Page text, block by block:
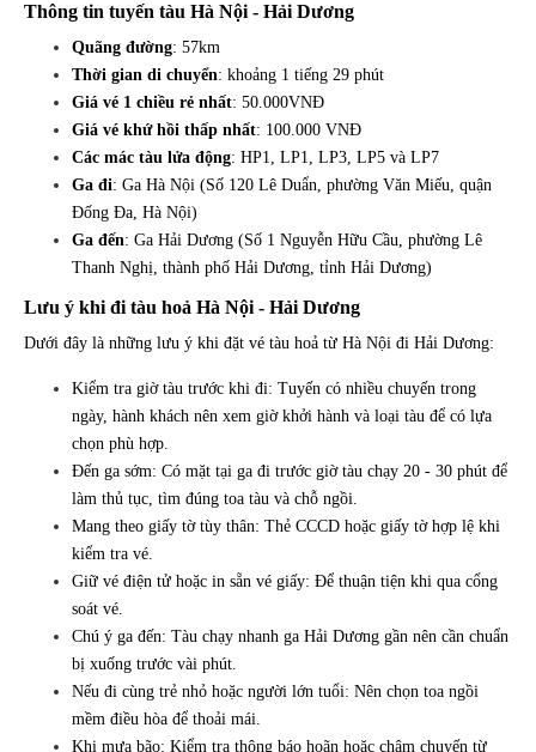
Thông tin tuyến tàu Hà Nội - Hải Dương
Quãng đường: 57km
Thời gian di chuyển: khoảng 1 tiếng 29 phút
Giá vé 1 chiều rẻ nhất: 50.000VNĐ
Giá vé khứ hồi thấp nhất: 100.000 VNĐ
Các mác tàu lửa động: HP1, LP1, LP3, LP5 và LP7
Ga đi: Ga Hà Nội (Số 120 Lê Duẩn, phường Văn Miếu, quận
Đống Đa, Hà Nội)
Ga đến: Ga Hải Dương (Số 1 Nguyễn Hữu Cầu, phường Lê
Thanh Nghị, thành phố Hải Dương, tỉnh Hải Dương)
Lưu ý khi đi tàu hoả Hà Nội - Hải Dương
Dưới đây là những lưu ý khi đặt vé tàu hoả từ Hà Nội đi Hải Dương:
Kiểm tra giờ tàu trước khi đi: Tuyến có nhiều chuyến trong
ngày, hành khách nên xem giờ khởi hành và loại tàu để có lựa
chọn phù hợp.
Đến ga sớm: Có mặt tại ga đi trước giờ tàu chạy 20 - 30 phút để
làm thủ tục, tìm đúng toa tàu và chỗ ngồi.
Mang theo giấy tờ tùy thân: Thẻ CCCD hoặc giấy tờ hợp lệ khi
kiểm tra vé.
Giữ vé điện tử hoặc in sẵn vé giấy: Để thuận tiện khi qua cổng
soát vé.
Chú ý ga đến: Tàu chạy nhanh ga Hải Dương gần nên cần chuẩn
bị xuống trước vài phút.
Nếu đi cùng trẻ nhỏ hoặc người lớn tuổi: Nên chọn toa ngồi
mềm điều hòa để thoải mái.
Khi mưa bão: Kiểm tra thông báo hoãn hoặc chậm chuyến từ